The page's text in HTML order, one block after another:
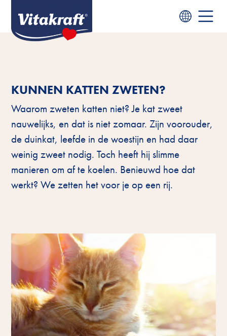
KUNNEN KATTEN ZWETEN?
Waarom zweten katten niet? Je kat zweet
nauwelijks, en dat is niet zomaar. Zijn voorouder,
de duinkat, leefde in de woestijn en had daar
weinig zweet nodig. Toch heeft hij slimme
manieren om af te koelen. Benieuwd hoe dat
werkt? We zetten het voor je op een rij.